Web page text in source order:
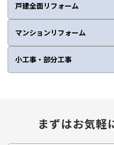
戸建全面リフォーム
マンションリフォーム
小工事・部分工事
まずはお気軽